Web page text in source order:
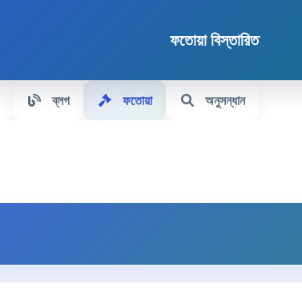
ফতোয়া বিস্তারিত
ব্লগ ফতোয়া অনুসন্ধান